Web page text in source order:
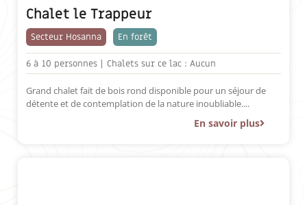
Chalet le Trappeur
Secteur Hosanna En forêt
6 à 10 personnes | Chalets sur ce lac : Aucun
Grand chalet fait de bois rond disponible pour un séjour de
détente et de contemplation de la nature inoubliable....
En savoir plus